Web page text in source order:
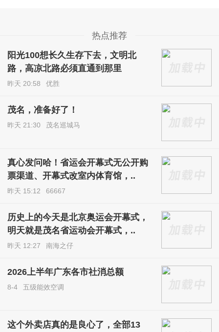
热点推荐
阳光100想长久生存下去，文明北
路，高凉北路必须直通到那里
昨天 20:58 优胜
茂名，准备好了！
昨天 21:30 茂名巡城马
真心发问哈！省运会开幕式无公开购
票渠道、开幕式改室内体育馆，..
昨天 15:12 66667
历史上的今天是北京奥运会开幕式，
明天就是茂名省运动会开幕式，..
昨天 12:27 南海之仔
2026上半年广东各市社消总额
8-4 五级能效空调
这个外卖店真的是良心了，全部13